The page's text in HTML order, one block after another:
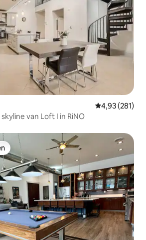
Gemiddelde
4,93 (281)
van Loft I in RiNO